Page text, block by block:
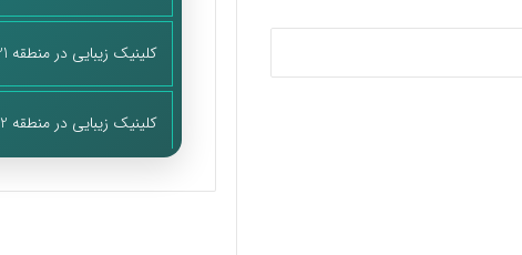
کلینیک زیبایی در منطقه 21
کلینیک زیبایی در منطقه 22